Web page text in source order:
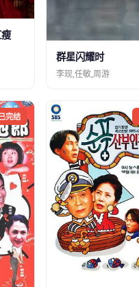
群星闪耀时
李现,任敏,周游
完结